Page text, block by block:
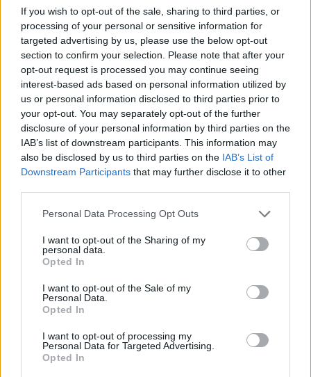
If you wish to opt-out of the sale, sharing to third parties, or
processing of your personal or sensitive information for
targeted advertising by us, please use the below opt-out
section to confirm your selection. Please note that after your
opt-out request is processed you may continue seeing
interest-based ads based on personal information utilized by
us or personal information disclosed to third parties prior to
your opt-out. You may separately opt-out of the further
disclosure of your personal information by third parties on the
IAB’s list of downstream participants. This information may
also be disclosed by us to third parties on the IAB’s List of
Downstream Participants that may further disclose it to other
Personal Data Processing Opt Outs
I want to opt-out of the Sharing of my
personal data.
Opted In
I want to opt-out of the Sale of my
Personal Data.
Opted In
I want to opt-out of processing my
Personal Data for Targeted Advertising.
Opted In
Putyin az újságíróknak elmondta, hogy csak nemrég
értesült az incidensről. Az orosz államfő azt javasolta,
hogy a drón roncsait adják át Oroszországnak, ezáltal
Moszkva saját, független vizsgálatot folytathatna az
ügyben. Forrás: Reuters Címlapkép forrása: Shutterstock
KEDVES OLVASÓNK!
A keresett cikk a portfolio.hu hírarchívumához
Portfolio.hu teljes cikkarchívum
Kötéslisták: BÉT elmúlt 2 év napon belüli
MÁR ELŐFIZETŐNK VAGY?